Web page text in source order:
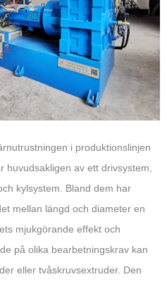
i produktionslinjen
av ett drivsystem,
kylsystem. Bland dem har
mellan längd och diameter en
mjukgörande effekt och
på olika bearbetningskrav kan
eller tvåskruvsextruder. Den